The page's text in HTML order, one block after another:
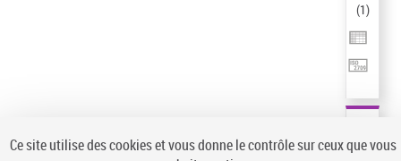
(1)
Ce site utilise des cookies et vous donne le contrôle sur ceux que vous